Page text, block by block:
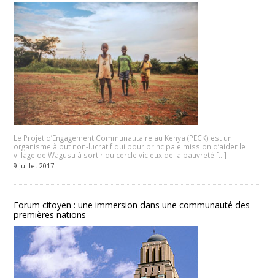
Le Projet d’Engagement Communautaire au Kenya (PECK) est un
organisme à but non-lucratif qui pour principale mission d’aider le
village de Wagusu à sortir du cercle vicieux de la pauvreté […]
9 juillet 2017 -
Forum citoyen : une immersion dans une communauté des
premières nations